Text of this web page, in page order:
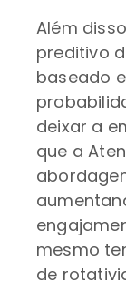
Além
preditivo
baseado
deixar a
que a
mesmo
de